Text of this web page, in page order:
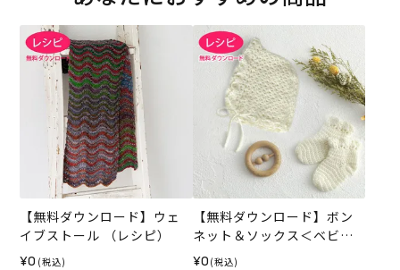
【無料ダウンロード】ウェ
イブストール （レシピ）
¥0 (税込)
【無料ダウンロード】ボン
ネット＆ソックス＜ベビー
パレット＞（レシピ）
¥0 (税込)